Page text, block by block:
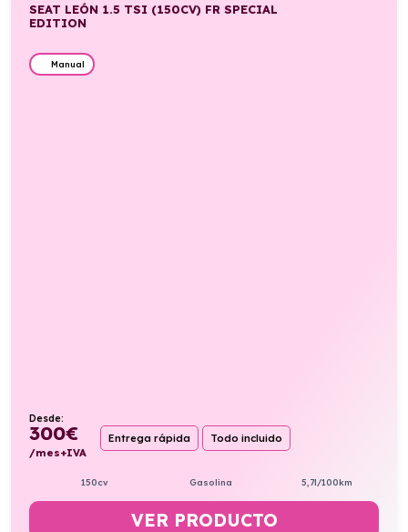
SEAT LEÓN 1.5 TSI (150CV) FR SPECIAL
EDITION
Manual
Desde:
300€
/mes+IVA
Entrega rápida Todo incluido
150cv Gasolina 5,7l/100km
VER PRODUCTO